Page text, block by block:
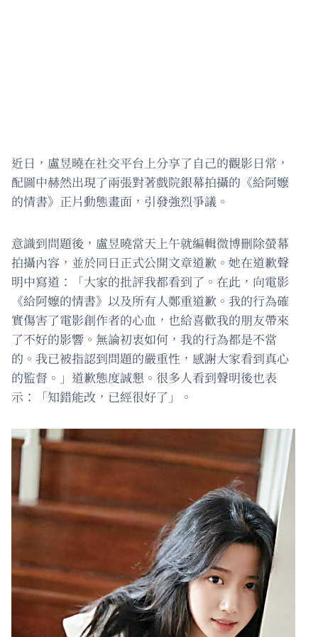
近日，盧昱曉在社交平台上分享了自己的觀影日常，
配圖中赫然出現了兩張對著戲院銀幕拍攝的《給阿嬤
的情書》正片動態畫面，引發強烈爭議。
意識到問題後，盧昱曉當天上午就編輯微博刪除螢幕
拍攝內容，並於同日正式公開文章道歉。她在道歉聲
明中寫道：「大家的批評我都看到了。在此，向電影
《給阿嬤的情書》以及所有人鄭重道歉。我的行為確
實傷害了電影創作者的心血，也給喜歡我的朋友帶來
了不好的影響。無論初衷如何，我的行為都是不當
的。我已被指認到問題的嚴重性，感謝大家看到真心
的監督。」道歉態度誠懇。很多人看到聲明後也表
示：「知錯能改，已經很好了」。